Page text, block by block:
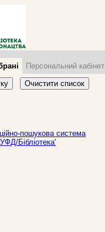
Персональний кабінет
Очистити список
пошукова система
Бібліотека'